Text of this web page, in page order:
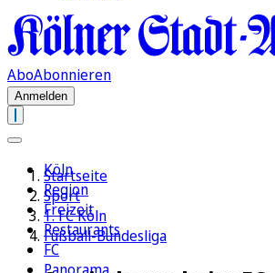
AboAbonnieren
Anmelden
Köln
Region
Freizeit
Restaurants
FC
Startseite
Sport
1. FC Köln
Fußball-Bundesliga